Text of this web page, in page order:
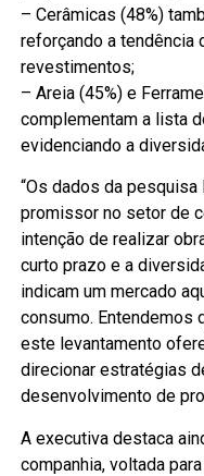
– Cerâmicas (48%)
reforçando a tendência
revestimentos;
– Areia (45%) e
complementam a lista
evidenciando a
“Os dados da pesquisa
promissor no setor de
intenção de realizar
curto prazo e a
indicam um mercado
consumo. Entendemos
este levantamento
direcionar estratégias
desenvolvimento de
A executiva destaca
companhia, voltada